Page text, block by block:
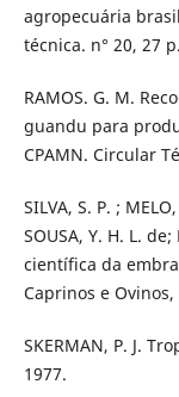
agropecuária
técnica. n° 20, 27
RAMOS. G. M.
guandu para
CPAMN. Circular
SILVA, S. P. ;
SOUSA, Y. H. L.
científica da
Caprinos e Ovinos,
SKERMAN, P. J.
1977.